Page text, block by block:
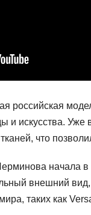
российская
и искусства. Уже
что
начала в
внешний
таких как